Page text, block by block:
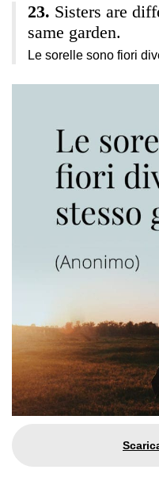
Sisters are
same garden.
Le sorelle sono fiori